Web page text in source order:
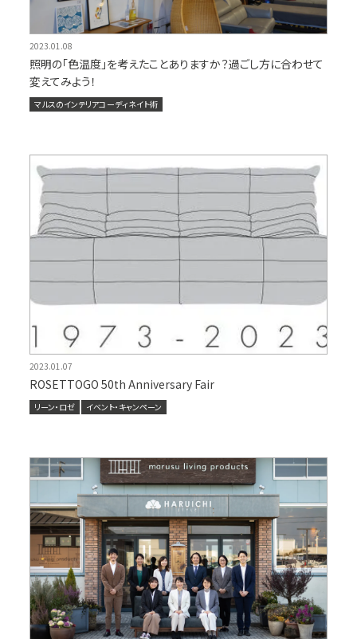
2023.01.08
照明の「色温度」を考えたことありますか？過ごし方に合わせて
変えてみよう！
マルスのインテリアコーディネイト術
2023.01.07
ROSETTOGO 50th Anniversary Fair
リーン・ロゼ イベント・キャンペーン